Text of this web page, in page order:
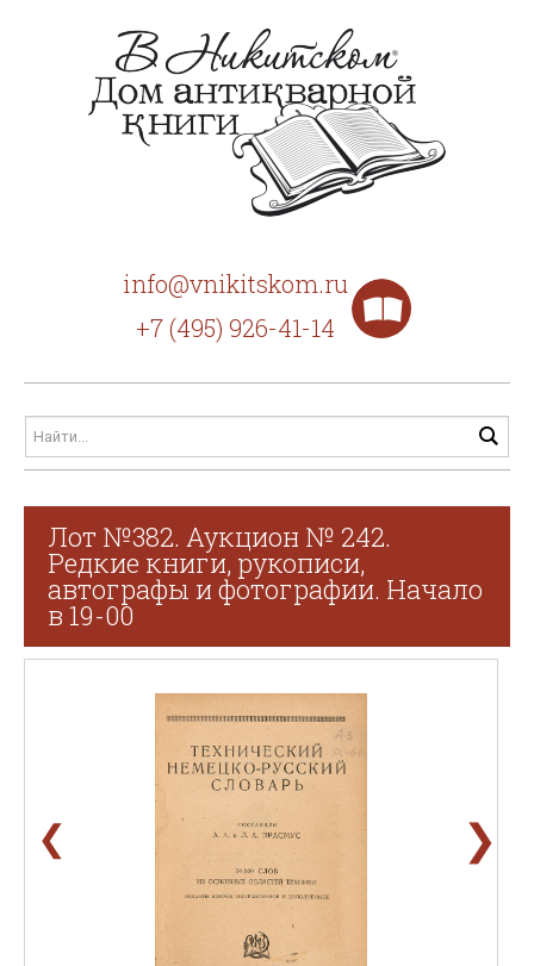
info@vnikitskom.ru
+7 (495) 926-41-14
Лот №382. Аукцион № 242.
Редкие книги, рукописи,
автографы и фотографии. Начало
в 19-00
❮ ❯